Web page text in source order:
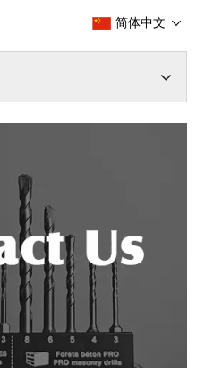
简体中文